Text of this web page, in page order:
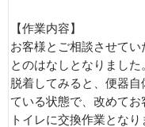
【作業内容】
お客様とご相談させて
とのはなしとなりました
脱着してみると、便器
ている状態で、改めてお
トイレに交換作業となり